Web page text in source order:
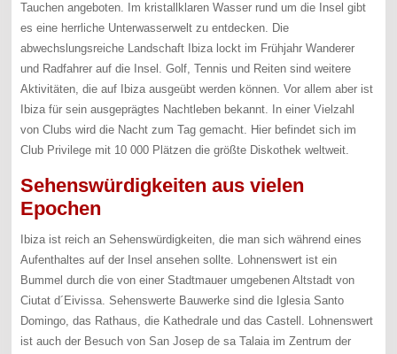
Tauchen angeboten. Im kristallklaren Wasser rund um die Insel gibt
es eine herrliche Unterwasserwelt zu entdecken. Die
abwechslungsreiche Landschaft Ibiza lockt im Frühjahr Wanderer
und Radfahrer auf die Insel. Golf, Tennis und Reiten sind weitere
Aktivitäten, die auf Ibiza ausgeübt werden können. Vor allem aber ist
Ibiza für sein ausgeprägtes Nachtleben bekannt. In einer Vielzahl
von Clubs wird die Nacht zum Tag gemacht. Hier befindet sich im
Club Privilege mit 10 000 Plätzen die größte Diskothek weltweit.
Sehenswürdigkeiten aus vielen
Epochen
Ibiza ist reich an Sehenswürdigkeiten, die man sich während eines
Aufenthaltes auf der Insel ansehen sollte. Lohnenswert ist ein
Bummel durch die von einer Stadtmauer umgebenen Altstadt von
Ciutat d´Eivissa. Sehenswerte Bauwerke sind die Iglesia Santo
Domingo, das Rathaus, die Kathedrale und das Castell. Lohnenswert
ist auch der Besuch von San Josep de sa Talaia im Zentrum der